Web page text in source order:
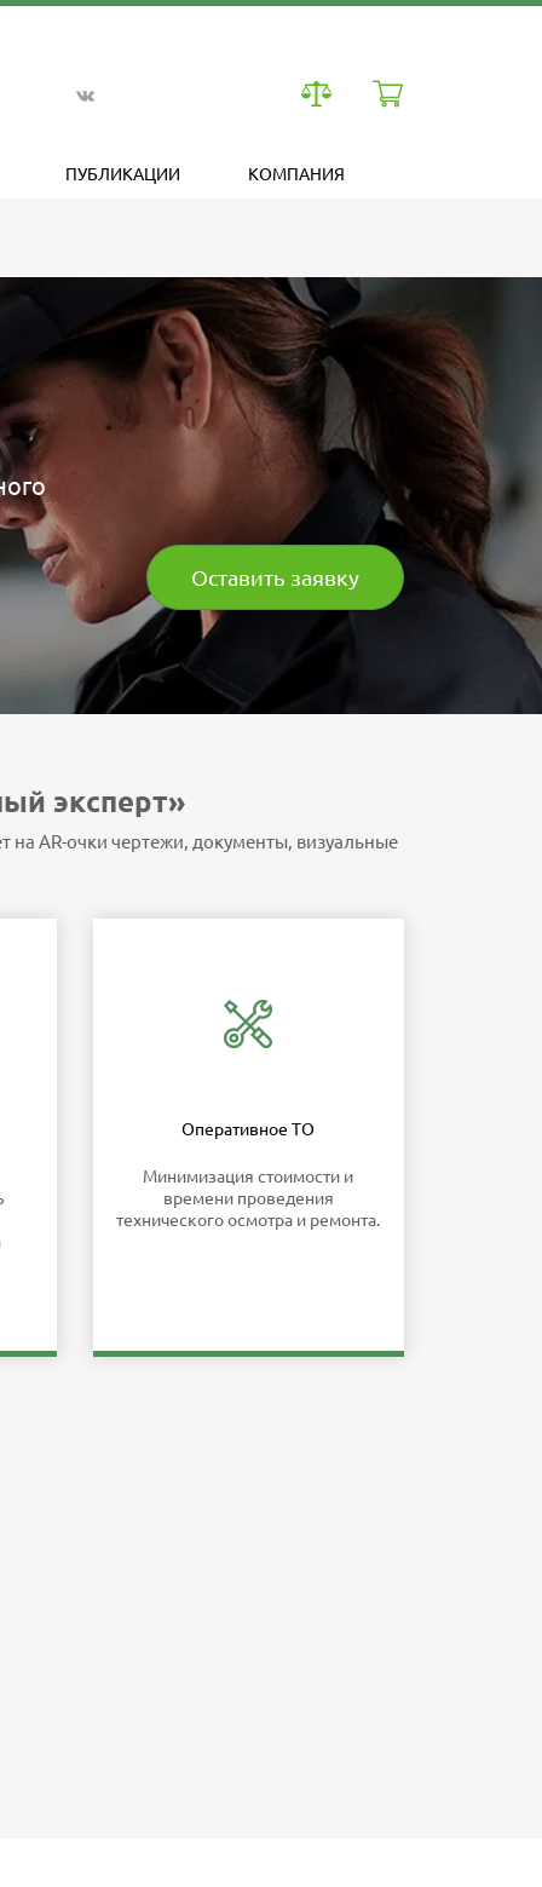
ПУБЛИКАЦИИ КОМПАНИЯ
Оставить заявку
эксперт»
на AR-очки чертежи, документы, визуальные
Оперативное ТО
Минимизация стоимости и
времени проведения
технического осмотра и ремонта.